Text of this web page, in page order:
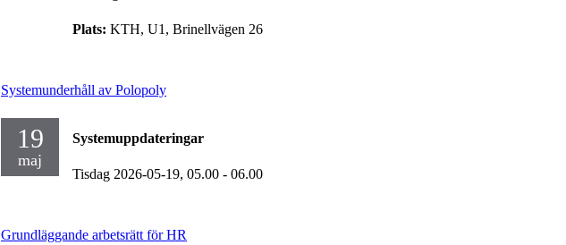
Plats: KTH, U1, Brinellvägen 26
Systemunderhåll av Polopoly
19
maj
Systemuppdateringar
Tisdag 2026-05-19, 05.00 - 06.00
Grundläggande arbetsrätt för HR